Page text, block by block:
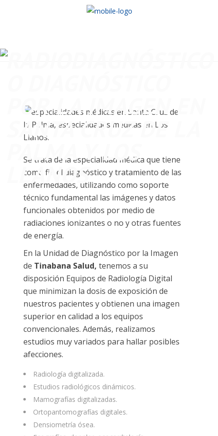
RADIODIAGNÓSTICO
POR LA IMAGEN EN
SANTA CRUZ DE LA
PALMA Y LOS
LLANOS
Se trata de la especialidad médica que tiene
como fin el diagnóstico y tratamiento de las
enfermedades, utilizando como soporte
técnico fundamental las imágenes y datos
funcionales obtenidos por medio de
radiaciones ionizantes o no y otras fuentes
de energía.
En la Unidad de Diagnóstico por la Imagen
de Tinabana Salud, tenemos a su
disposición Equipos de Radiología Digital
que minimizan la dosis de exposición de
nuestros pacientes y obtienen una imagen
superior en calidad a los equipos
convencionales. Además, realizamos
estudios muy variados para hallar posibles
afecciones.
Radiología digitalizada.
Estudios radiológicos dinámicos.
Mamografías digitalizadas.
Ortopantomografías digitales.
Densiometría ósea.